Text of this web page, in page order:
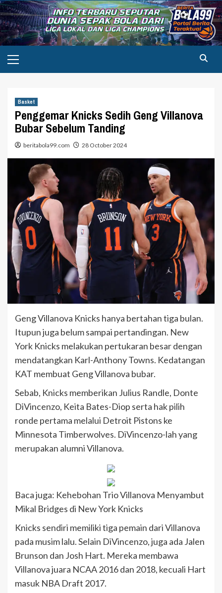
Skip
to
content
Menu
Basket
Penggemar Knicks Sedih Geng Villanova
Bubar Sebelum Tanding
beritabola99.com 28 October 2024
Geng Villanova Knicks hanya bertahan tiga bulan.
Itupun juga belum sampai pertandingan. New
York Knicks melakukan pertukaran besar dengan
mendatangkan Karl-Anthony Towns. Kedatangan
KAT membuat Geng Villanova bubar.
Sebab, Knicks memberikan Julius Randle, Donte
DiVincenzo, Keita Bates-Diop serta hak pilih
ronde pertama melalui Detroit Pistons ke
Minnesota Timberwolves. DiVincenzo-lah yang
merupakan alumni Villanova.
Baca juga: Kehebohan Trio Villanova Menyambut
Mikal Bridges di New York Knicks
Knicks sendiri memiliki tiga pemain dari Villanova
pada musim lalu. Selain DiVincenzo, juga ada Jalen
Brunson dan Josh Hart. Mereka membawa
Villanova juara NCAA 2016 dan 2018, kecuali Hart
masuk NBA Draft 2017.